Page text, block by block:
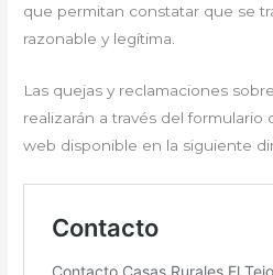
que permitan constatar que se
razonable y legítima.
Las quejas y reclamaciones
realizarán a través del
web disponible en la siguiente